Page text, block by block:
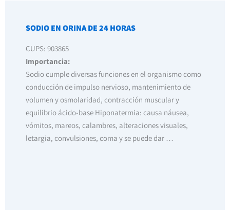
SODIO EN ORINA DE 24 HORAS
CUPS: 903865
Importancia:
Sodio cumple diversas funciones en el organismo como
conducción de impulso nervioso, mantenimiento de
volumen y osmolaridad, contracción muscular y
equilibrio ácido-base Hiponatermia: causa náusea,
vómitos, mareos, calambres, alteraciones visuales,
letargia, convulsiones, coma y se puede dar …